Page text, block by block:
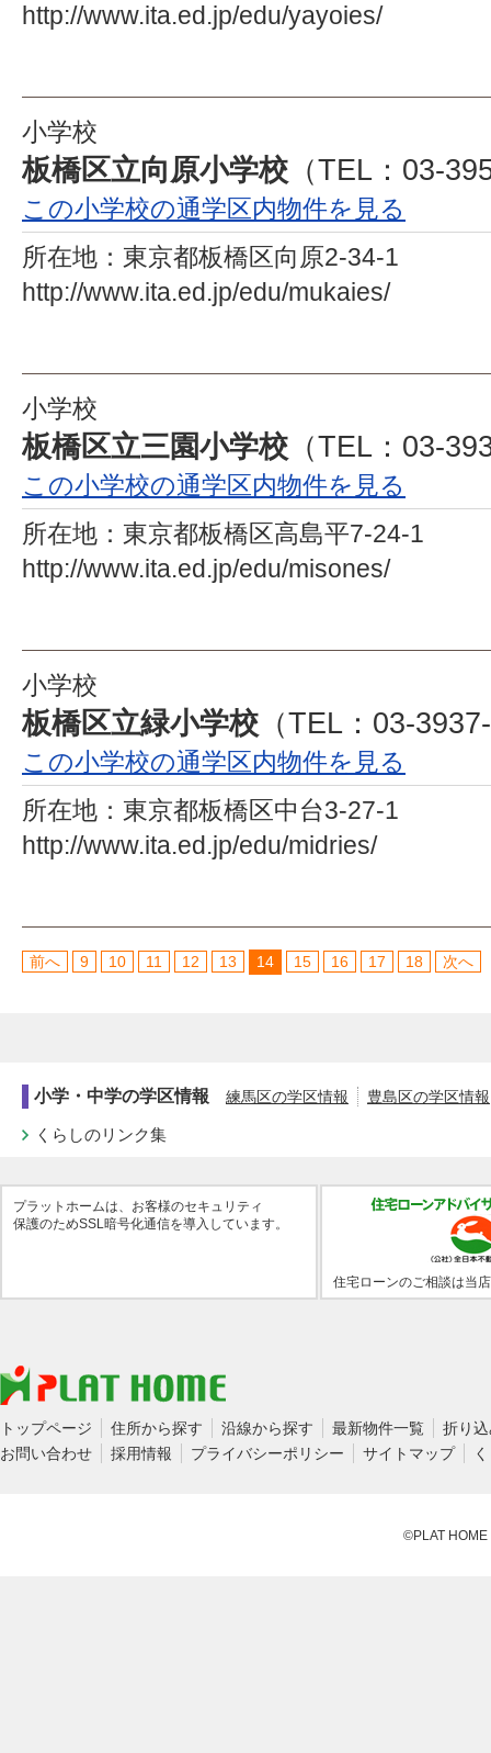
http://www.ita.ed.jp/edu/yayoies/
小学校
板橋区立向原小学校 （TEL：03-
この小学校の通学区内物件を見る
所在地： 東京都板橋区向原2-34-1
http://www.ita.ed.jp/edu/mukaies/
小学校
板橋区立三園小学校 （TEL：03-
この小学校の通学区内物件を見る
所在地： 東京都板橋区高島平7-24-1
http://www.ita.ed.jp/edu/misones/
小学校
板橋区立緑小学校 （TEL：03-
この小学校の通学区内物件を見る
所在地： 東京都板橋区中台3-27-1
http://www.ita.ed.jp/edu/midries/
前へ 9 10 11 12 13 14 15 16 17 18 次へ
小学・中学の学区情報 練馬区の学区情報 豊島区の学区情報
くらしのリンク集
プラットホームは、お客様のセキュリティ
保護のためSSL暗号化通信を導入しています。
住宅ローンのご相談は当
トップページ 住所から探す 沿線から探す 最新物件一覧
折り
お問い合わせ
採用情報 プライバシーポリシー サイトマップ
©PLAT HOME